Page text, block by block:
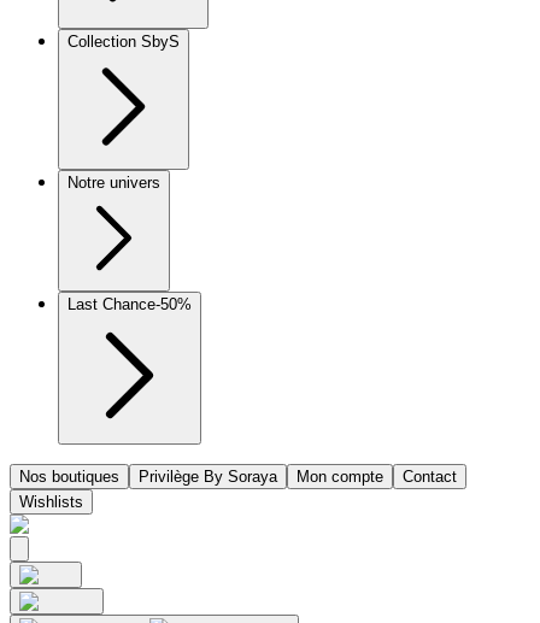
Collection SbyS
Notre univers
Last Chance-50%
Nos boutiques Privilège By Soraya Mon compte
Contact
Wishlists